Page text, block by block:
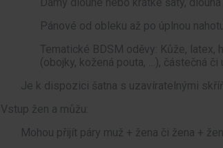
Pánové od obleku až po úplnou
Tematické BDSM oděvy: Kůže,
(obojky, kožená pouta, …), částečná či
Je k dispozici šatna s uzavíratelnými
Vstup žen a můžu:
Mohou přijít páry muž + žena či žena +